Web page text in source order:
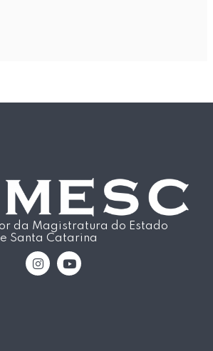
da Magistratura do Estado
Santa Catarina
I
n
Y
o